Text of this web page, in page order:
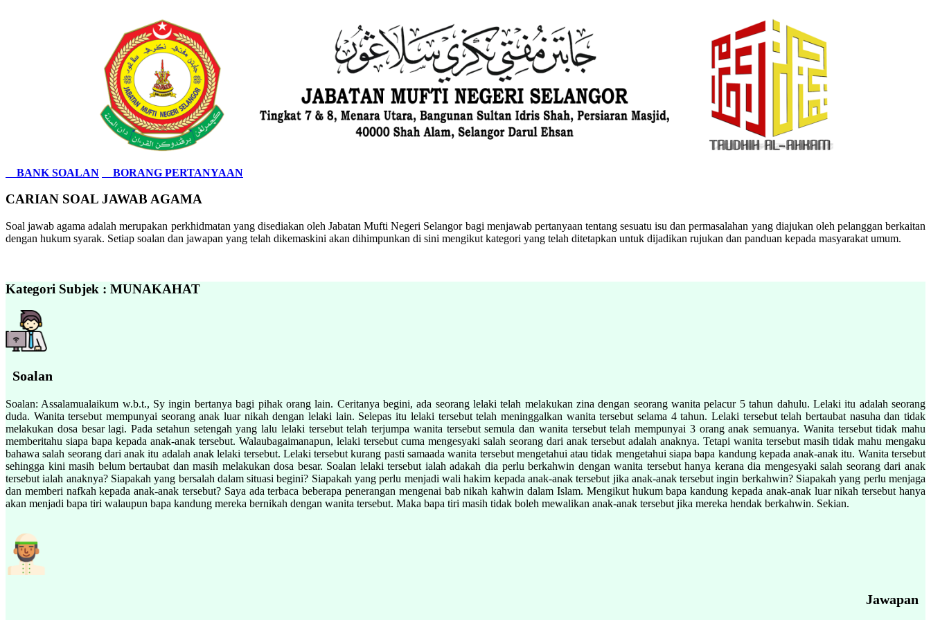
BANK SOALAN BORANG PERTANYAAN
CARIAN SOAL JAWAB AGAMA
Soal jawab agama adalah merupakan perkhidmatan yang disediakan oleh Jabatan Mufti Negeri Selangor bagi menjawab pertanyaan tentang sesuatu isu dan permasalahan yang diajukan oleh pelanggan berkaitan
dengan hukum syarak. Setiap soalan dan jawapan yang telah dikemaskini akan dihimpunkan di sini mengikut kategori yang telah ditetapkan untuk dijadikan rujukan dan panduan kepada masyarakat umum.
Kategori Subjek : MUNAKAHAT
Soalan
Soalan: Assalamualaikum w.b.t., Sy ingin bertanya bagi pihak orang lain. Ceritanya begini, ada seorang lelaki telah melakukan zina dengan seorang wanita pelacur 5 tahun dahulu. Lelaki itu adalah seorang
duda. Wanita tersebut mempunyai seorang anak luar nikah dengan lelaki lain. Selepas itu lelaki tersebut telah meninggalkan wanita tersebut selama 4 tahun. Lelaki tersebut telah bertaubat nasuha dan tidak
melakukan dosa besar lagi. Pada setahun setengah yang lalu lelaki tersebut telah terjumpa wanita tersebut semula dan wanita tersebut telah mempunyai 3 orang anak semuanya. Wanita tersebut tidak mahu
memberitahu siapa bapa kepada anak-anak tersebut. Walaubagaimanapun, lelaki tersebut cuma mengesyaki salah seorang dari anak tersebut adalah anaknya. Tetapi wanita tersebut masih tidak mahu mengaku
bahawa salah seorang dari anak itu adalah anak lelaki tersebut. Lelaki tersebut kurang pasti samaada wanita tersebut mengetahui atau tidak mengetahui siapa bapa kandung kepada anak-anak itu. Wanita tersebut
sehingga kini masih belum bertaubat dan masih melakukan dosa besar. Soalan lelaki tersebut ialah adakah dia perlu berkahwin dengan wanita tersebut hanya kerana dia mengesyaki salah seorang dari anak
tersebut ialah anaknya? Siapakah yang bersalah dalam situasi begini? Siapakah yang perlu menjadi wali hakim kepada anak-anak tersebut jika anak-anak tersebut ingin berkahwin? Siapakah yang perlu menjaga
dan memberi nafkah kepada anak-anak tersebut? Saya ada terbaca beberapa penerangan mengenai bab nikah kahwin dalam Islam. Mengikut hukum bapa kandung kepada anak-anak luar nikah tersebut hanya
akan menjadi bapa tiri walaupun bapa kandung mereka bernikah dengan wanita tersebut. Maka bapa tiri masih tidak boleh mewalikan anak-anak tersebut jika mereka hendak berkahwin. Sekian.
Jawapan